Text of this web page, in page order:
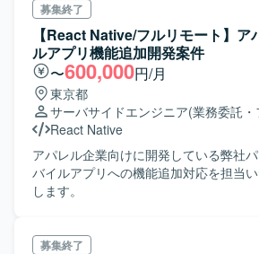
募集終了
【React Native/フルリモート】ア
ルアプリ機能追加開発案件
〜600,000円/月
東京都
サーバサイドエンジニア(業務委託
React Native
アパレル企業向けに開発している弊社
バイルアプリへの機能追加対応を担当
します。
募集終了